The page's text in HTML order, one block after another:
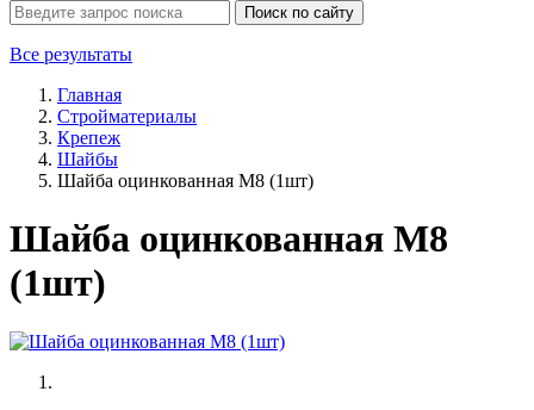
Поиск по сайту
Все результаты
Главная
Стройматериалы
Крепеж
Шайбы
Шайба оцинкованная М8 (1шт)
Шайба оцинкованная М8
(1шт)